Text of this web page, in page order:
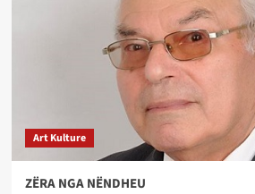
Art Kulture
ZËRA NGA NËNDHEU